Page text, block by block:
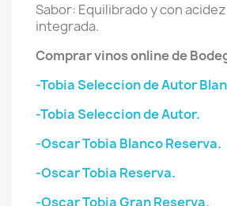
Sabor: Equilibrado y con
integrada.
Comprar vinos online de
-Tobia Seleccion de Autor
-Tobia Seleccion de Autor.
-Oscar Tobia Blanco Reserva.
-Oscar Tobia Reserva.
-Oscar Tobia Gran Reserva.